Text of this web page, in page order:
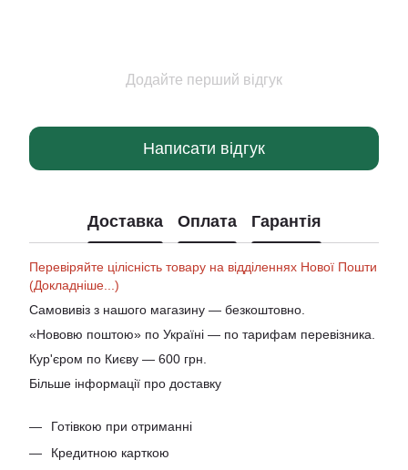
Додайте перший відгук
Написати відгук
Доставка Оплата Гарантія
Перевіряйте цілісність товару на відділеннях Нової Пошти
(Докладніше...)
Самовивіз з нашого магазину — безкоштовно.
«Нововю поштою» по Україні — по тарифам перевізника.
Кур'єром по Києву — 600 грн.
Більше інформації про доставку
Готівкою при отриманні
Кредитною карткою